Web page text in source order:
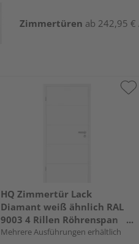
Zimmertüren ab 242,95 €
HQ Zimmertür Lack
Diamant weiß ähnlich RAL
9003 4 Rillen Röhrenspan
KK1
Mehrere Ausführungen erhältlich